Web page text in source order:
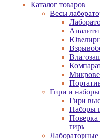
Каталог товаров
Весы
Гири и наборы
Гири
Наборы
Поверка
гирь